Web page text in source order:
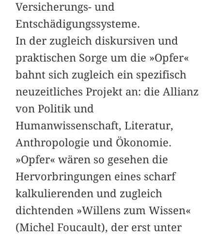
Versicherungs- und
Entschädigungssysteme.
In der zugleich diskursiven und
praktischen Sorge um die »Opfer«
bahnt sich zugleich ein spezifisch
neuzeitliches Projekt an: die Allianz
von Politik und
Humanwissenschaft, Literatur,
Anthropologie und Ökonomie.
»Opfer« wären so gesehen die
Hervorbringungen eines scharf
kalkulierenden und zugleich
dichtenden »Willens zum Wissen«
(Michel Foucault), der erst unter